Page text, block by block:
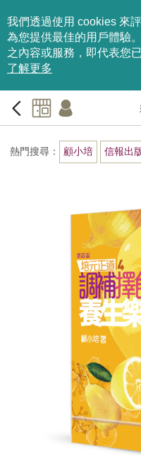
我們透過使用 cookies 來
為您提供最佳的用戶體驗
之內容或服務，即代表您
了解更多
熱門搜尋： 顧小培 信報出